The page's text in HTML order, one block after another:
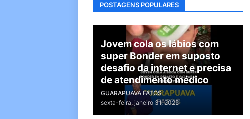
POSTAGENS POPULARES
Jovem cola os lábios com
super Bonder em suposto
desafio da internet e precisa
de atendimento médico
GUARAPUAVA FATOS
sexta-feira, janeiro 31, 2025